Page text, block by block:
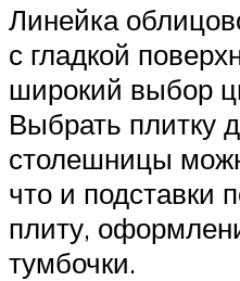
Линейка
с гладкой
широкий выбор
Выбрать плитку
столешницы
что и подставки
плиту,
тумбочки.